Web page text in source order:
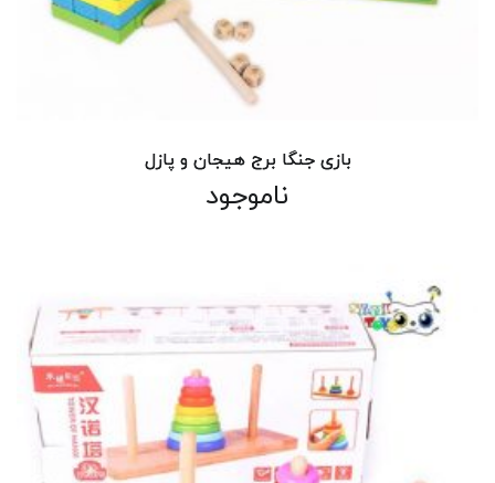
بازی جنگا برج هیجان و پازل
ناموجود